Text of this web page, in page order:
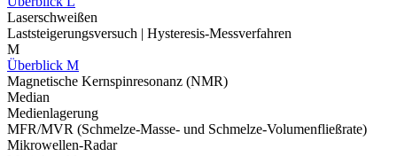
Laserschweißen
Laststeigerungsversuch | Hysteresis-Messverfahren
M
Überblick M
Magnetische Kernspinresonanz (NMR)
Median
Medienlagerung
MFR/MVR (Schmelze-Masse- und Schmelze-Volumenfließrate)
Mikrowellen-Radar